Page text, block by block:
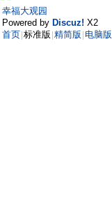
幸福大观园
Powered by Discuz! X2
首页 标准版 精简版 电脑版